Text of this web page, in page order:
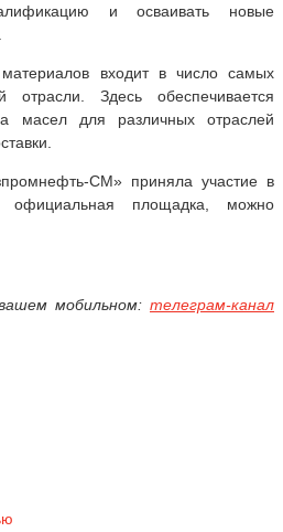
и осваивать новые
входит в число самых
отрасли. Здесь обеспечивается
масел для различных отраслей
СМ» приняла участие в
официальная площадка, можно
мобильном: телеграм-канал